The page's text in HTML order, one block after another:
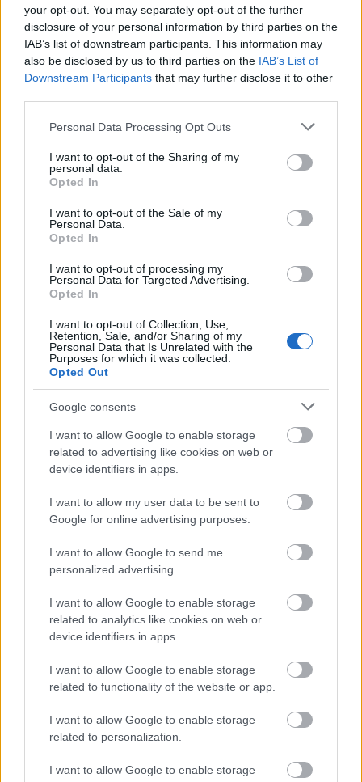
your opt-out. You may separately opt-out of the further
disclosure of your personal information by third parties on the
IAB’s list of downstream participants. This information may
also be disclosed by us to third parties on the IAB’s List of
Downstream Participants that may further disclose it to other
Please note that this website/app uses one or more Google
not limited to your visit or usage behaviour. You may click to
grant or deny consent to Google and its third-party tags to
use your data for below specified purposes in below Google
consent section.
Personal Data Processing Opt Outs
I want to opt-out of the Sharing of my
personal data.
Opted In
I want to opt-out of the Sale of my
Personal Data.
Opted In
I want to opt-out of processing my
Personal Data for Targeted Advertising.
Opted In
I want to opt-out of Collection, Use,
Retention, Sale, and/or Sharing of my
Personal Data that Is Unrelated with the
Purposes for which it was collected.
Opted Out
Google consents
I want to allow Google to enable storage
related to advertising like cookies on web or
device identifiers in apps.
I want to allow my user data to be sent to
Google for online advertising purposes.
I want to allow Google to send me
personalized advertising.
I want to allow Google to enable storage
related to analytics like cookies on web or
device identifiers in apps.
I want to allow Google to enable storage
related to functionality of the website or app.
I want to allow Google to enable storage
related to personalization.
I want to allow Google to enable storage
Halász Glória:A "zenés kórkép" szójáték, ami a
korra és a kórra egyaránt vonatkozik. Az alapul
szolgáló darab nyolcvan éve született ugyan, de a
mára is találó, a szereplők és a helyzetek tökéletesen
elevenek, erre jó bizonyíték, hogy a színészek már a
próbafolyamat kezdetén meglepően sok közös
pontot találtak önmaguk és a figurák között. Ez
pedig ritka és áldásos helyzet. A kór pedig rájuk,
vagyis a Nyavalyásokra értendő: ők, a huszonévesek,
elképesztő módon "önpusztítanak", ennek pedig az a
tragédiája, hogy valójában nem tesznek mást, mint
élik az életüket. Bűnösök és esendők, hiszen a
szárnyaikat próbálgatják, és bizony van olyan, aki
túlságosan közel merészkedik a Naphoz. Vagyis kiég,
mielőtt tényleg felnőne. A mi szereplőink ráadásul
orvostanhallgatók: tehát tökéletesen tisztában
vannak a maguk "nyavalyáival", rendhagyó az
- Milyen hangulatú dalokra, zenére számíthatunk?
Halász Glória:A zenében és a látványban sem
szakadunk el teljesen az előző század húszas éveitől,
de a zene alapvetően friss és lendületes: rockkal,
funkyval és klasszikus musicalhangzással. A
Nyavalyások élőben, zenekari tolmácsolásban szólal
majd meg, az 5 zenész szerves részét képezi
Nyavalyások
Szik Juliksa
Barbara
Az ARTBAL és a PAPÍRHOLD bemutatja:
NYAVALYÁSOK